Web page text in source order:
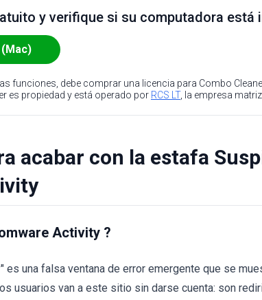
y verifique si su computadora está
(Mac)
funciones, debe comprar una licencia para Combo
es propiedad y está operado por RCS LT, la empresa matriz
acabar con la estafa
Activity ?
es una falsa ventana de error emergente que se
usuarios van a este sitio sin darse cuenta: son